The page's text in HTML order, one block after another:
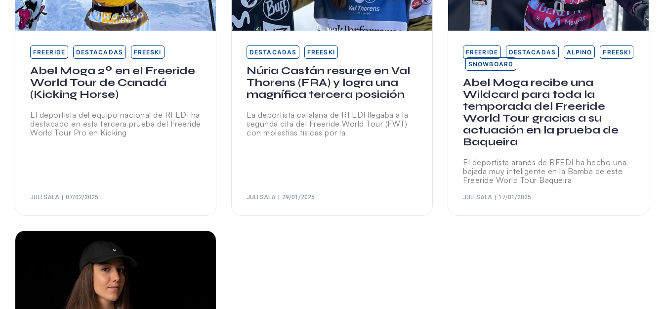
FREERIDE DESTACADAS FREESKI
Abel Moga 2º en el Freeride
World Tour de Canadá
(Kicking Horse)
El deportista del equipo nacional de RFEDI ha
destacado en esta tercera prueba del Freeride
World Tour Pro en Kicking
JULI SALA 07/02/2025
DESTACADAS FREESKI
Núria Castán resurge en Val
Thorens (FRA) y logra una
magnífica tercera posición
La deportista catalana de RFEDI llegaba a la
segunda cita del Freeride World Tour (FWT)
con molestias físicas por la
JULI SALA 29/01/2025
FREERIDE DESTACADAS ALPINO
FREESKI
SNOWBOARD
Abel Moga recibe una
Wildcard para toda la
temporada del Freeride
World Tour gracias a su
actuación en la prueba de
Baqueira
El deportista aranés de RFEDI ha hecho una
bajada muy inteligente en la Bamba de este
Freeride World Tour Baqueira
JULI SALA 17/01/2025